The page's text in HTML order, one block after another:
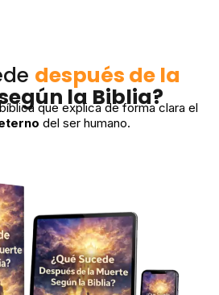
después de la
la Biblia?
que explica de forma clara el
del ser humano.